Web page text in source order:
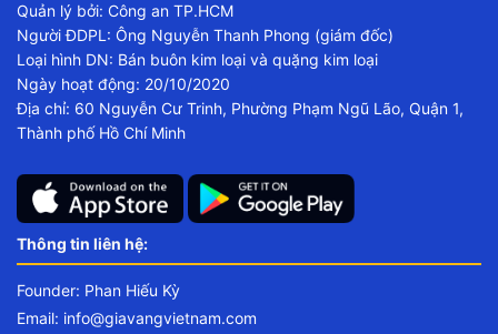
Quản lý bởi: Công an TP.HCM
Người ĐDPL: Ông Nguyễn Thanh Phong (giám đốc)
Loại hình DN: Bán buôn kim loại và quặng kim loại
Ngày hoạt động: 20/10/2020
Địa chỉ: 60 Nguyễn Cư Trinh, Phường Phạm Ngũ Lão, Quận 1,
Thành phố Hồ Chí Minh
Thông tin liên hệ:
Founder: Phan Hiếu Kỳ
Email: info@giavangvietnam.com